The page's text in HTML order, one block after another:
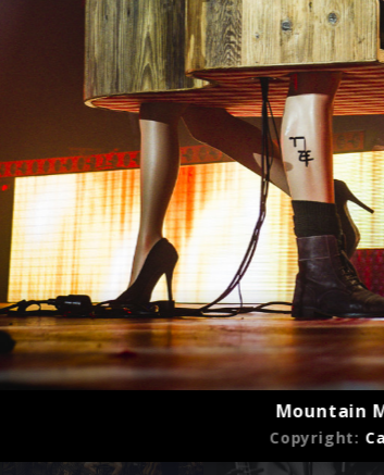
Mountain
Copyright: